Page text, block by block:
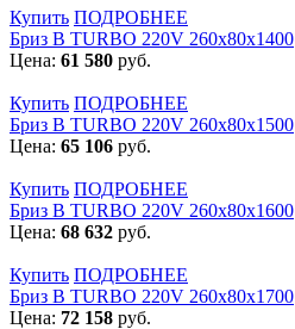
Купить ПОДРОБНЕЕ
Бриз В TURBO 220V 260х80х1400
Цена: 61 580 руб.
Купить ПОДРОБНЕЕ
Бриз В TURBO 220V 260х80х1500
Цена: 65 106 руб.
Купить ПОДРОБНЕЕ
Бриз В TURBO 220V 260х80х1600
Цена: 68 632 руб.
Купить ПОДРОБНЕЕ
Бриз В TURBO 220V 260х80х1700
Цена: 72 158 руб.